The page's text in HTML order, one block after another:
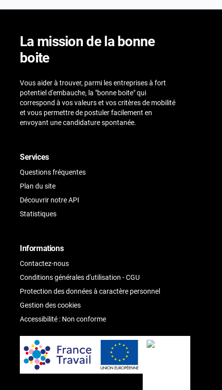
La mission de la bonne
boite
Vous aider à trouver, parmi les entreprises à fort
potentiel d'embauche, la "bonne boite" qui
correspond à vos valeurs et vos critères de mobilité
et vous permettre de postuler facilement en
envoyant une candidature spontanée.
Services
Questions fréquentes
Plan du site
Découvrir notre API
Statistiques
Informations
Contactez-nous
Conditions générales d'utilisation - CGU
Protection des données à caractère personnel
Gestion des cookies
Accessibilité : Non conforme